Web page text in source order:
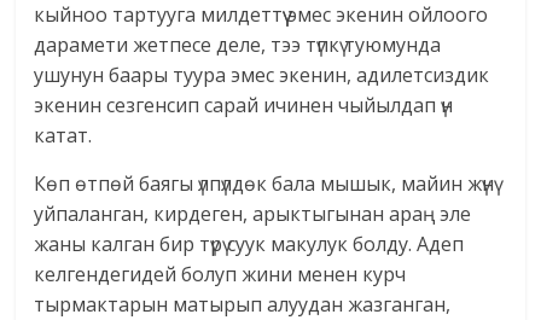
кыйноо тартууга милдеттүү эмес экенин ойлоого
дарамети жетпесе деле, тээ түпкү туюмунда
ушунун баары туура эмес экенин, адилетсиздик
экенин сезгенсип сарай ичинен чыйылдап үн
катат.
Көп өтпөй баягы үлпүлдөк бала мышык, майин жүнү
уйпаланган, кирдеген, арыктыгынан араң эле
жаны калган бир түрү суук макулук болду. Адеп
келгендегидей болуп жини менен курч
тырмактарын матырып алуудан жазганган,